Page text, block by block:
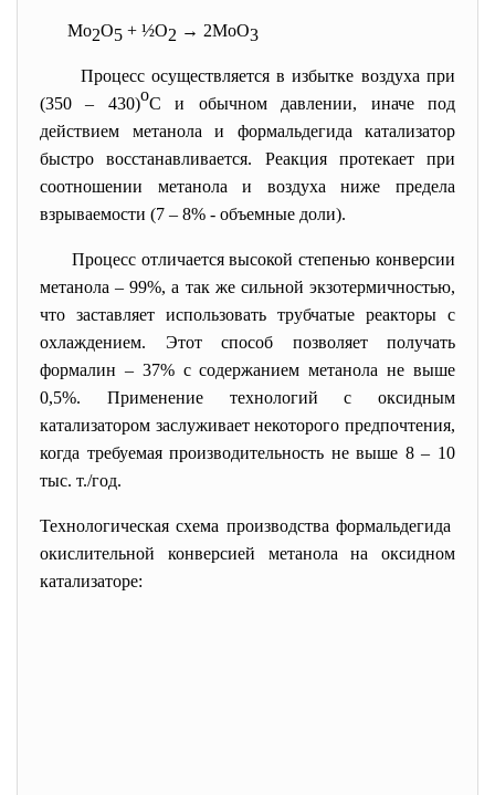
Мо2О5 + ½О2 → 2МоО3
Процесс осуществляется в избытке воздуха при
(350 – 430)оС и обычном давлении, иначе под
действием метанола и формальдегида катализатор
быстро восстанавливается. Реакция протекает при
соотношении метанола и воздуха ниже предела
взрываемости (7 – 8% - объемные доли).
Процесс отличается высокой степенью конверсии
метанола – 99%, а так же сильной экзотермичностью,
что заставляет использовать трубчатые реакторы с
охлаждением. Этот способ позволяет получать
формалин – 37% с содержанием метанола не выше
0,5%. Применение технологий с оксидным
катализатором заслуживает некоторого предпочтения,
когда требуемая производительность не выше 8 – 10
тыс. т./год.
Технологическая схема производства формальдегида
окислительной конверсией метанола на оксидном
катализаторе: